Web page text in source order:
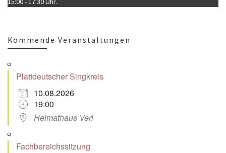
Kommende Veranstaltungen
Plattdeutscher Singkreis
10.08.2026
19:00
Heimathaus Verl
Fachbereichssitzung